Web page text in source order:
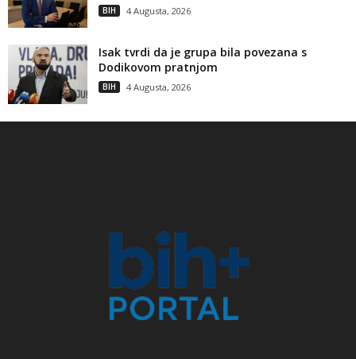
BIH 4 Augusta, 2026
Isak tvrdi da je grupa bila povezana s
Dodikovom pratnjom
BIH 4 Augusta, 2026